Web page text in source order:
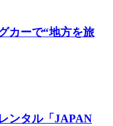
カーで“地方を旅
ンタル「JAPAN